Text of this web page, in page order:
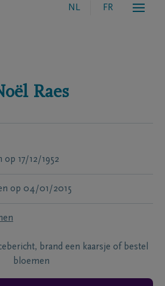
NL FR
Raes
op 17/12/1952
op 04/01/2015
brand een kaarsje of bestel
bloemen